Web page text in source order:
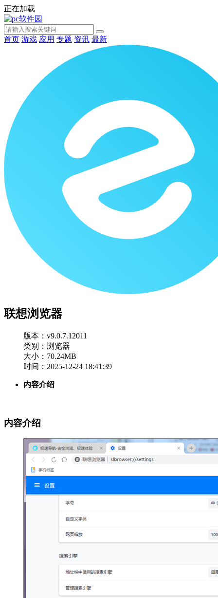
正在加载
首页 游戏 应用 专题 资讯 最新
联想浏览器
版本：v9.0.7.12011
类别：浏览器
大小：70.24MB
时间：2025-12-24 18:41:39
内容介绍
内容介绍